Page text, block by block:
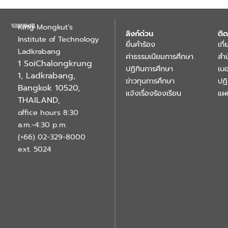
King Mongkut’s
Institute of Technology
Ladkrabang
1 SoiChalongkrung
1, Ladkrabang,
Bangkok 10520,
THAILAND,
office hours 8:30
a.m.-4:30 p.m.
(+66) 02-329-8000
ext. 5024
ลิงก์ด่วน
ยื่นคำร้อง
ค่าธรรมเนียมการศึกษา
ปฏิทินการศึกษา
ข่าวทุนการศึกษา
แจ้งเรื่องร้องเรียน
ติ
เกี่
ส
เ
ป
แ